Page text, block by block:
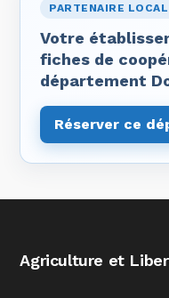
PARTENAIRE
Votre
fiches de
département
Réserver ce
Agriculture et